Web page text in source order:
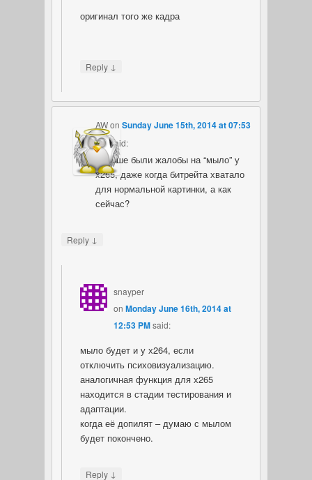
оригинал того же кадра
Reply ↓
AWon Sunday June 15th, 2014 at 07:53
PM said:
Раньше были жалобы на “мыло” у
x265, даже когда битрейта хватало
для нормальной картинки, а как
сейчас?
Reply ↓
snayper
on Monday June 16th, 2014 at
12:53 PMsaid:
мыло будет и у х264, если
отключить психовизуализацию.
аналогичная функция для х265
находится в стадии тестирования и
адаптации.
когда её допилят – думаю с мылом
будет покончено.
Reply ↓